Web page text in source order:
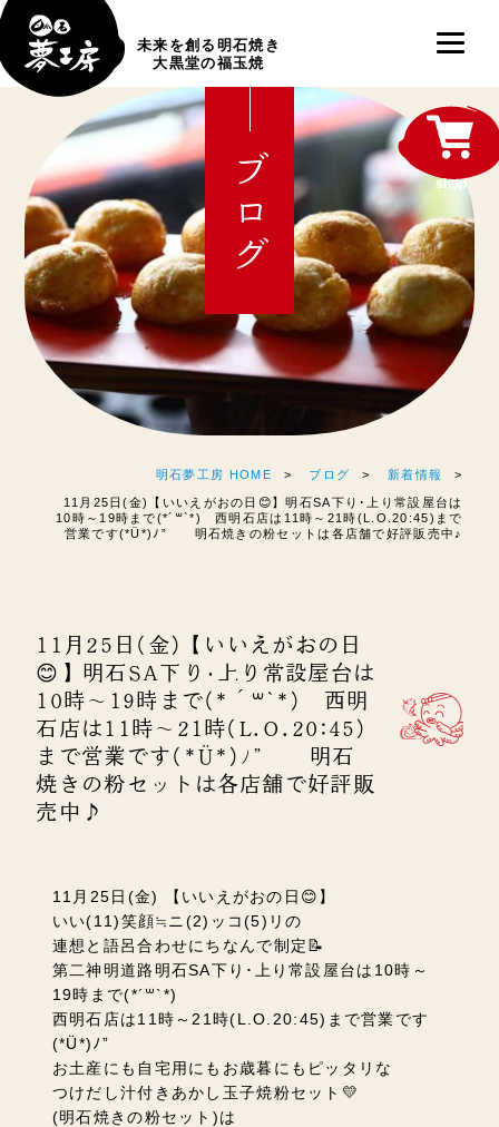
未来を創る明石焼き
大黒堂の福玉焼
ブログ
明石夢工房 HOME ブログ 新着情報
11月25日(金)【いいえがおの日😊】明石SA下り･上り常設屋台は
10時～19時まで(*´꒳`*) 西明石店は11時～21時(L.O.20:45)まで
営業です(*Ü*)ﾉ” 明石焼きの粉セットは各店舗で好評販売中♪
11月25日(金)【いいえがおの日
😊】明石SA下り･上り常設屋台は
10時～19時まで(*´꒳`*) 西明
石店は11時～21時(L.O.20:45)
まで営業です(*Ü*)ﾉ” 明石
焼きの粉セットは各店舗で好評販
売中♪
11月25日(金) 【いいえがおの日😊】
いい(11)笑顔≒ニ(2)ッコ(5)リの
連想と語呂合わせにちなんで制定📝
第二神明道路明石SA下り･上り常設屋台は10時～
19時まで(*´꒳`*)
西明石店は11時～21時(L.O.20:45)まで営業です
(*Ü*)ﾉ”
お土産にも自宅用にもお歳暮にもピッタリな
つけだし汁付きあかし玉子焼粉セット💛
(明石焼きの粉セット)は
shop